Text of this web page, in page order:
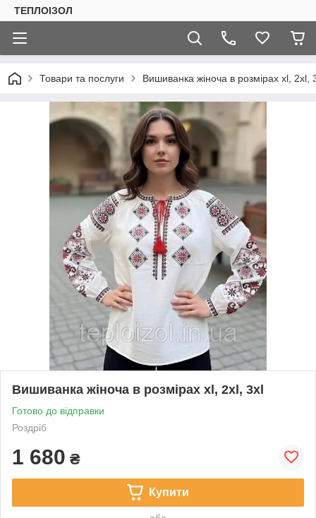
ТЕПЛОIЗОЛ
Товари та послуги Вишиванка жіноча в розмірах xl, 2xl,
Вишиванка жіноча в розмірах xl, 2xl, 3xl
Готово до відправки
Роздріб
1 680 ₴
Купити